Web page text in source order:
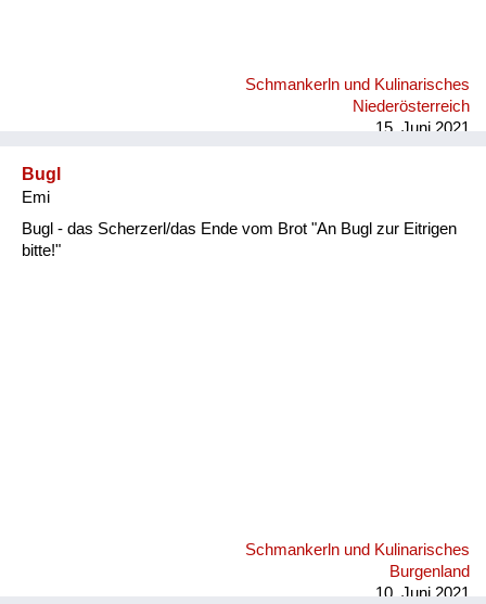
Schmankerln und Kulinarisches
Niederösterreich
15. Juni 2021
Bugl
Emi
Bugl - das Scherzerl/das Ende vom Brot "An Bugl zur Eitrigen
bitte!"
Schmankerln und Kulinarisches
Burgenland
10. Juni 2021